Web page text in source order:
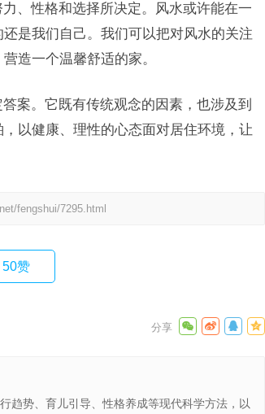
、性格和选择所决定。风水或许能在一
是我们自己。我们可以把对风水的关注
造一个温馨舒适的家。
案。它既有传统观念的因素，也涉及到
以健康、理性的心态面对居住环境，让
fengshui/7295.html
赞
趋势、育儿引导、性格养成等现代科学方法，以